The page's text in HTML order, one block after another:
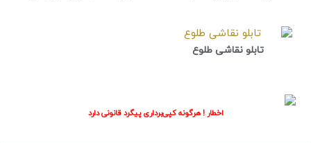
تابلو نقاشی طلوع
اخطار ! هرگونه کپی‌برداری پیگرد قانونی دارد